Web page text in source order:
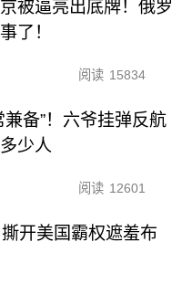
被逼亮出底牌！俄罗
了！
阅读 15834
兼备”！六爷挂弹反航
少人
阅读 12601
开美国霸权遮羞布